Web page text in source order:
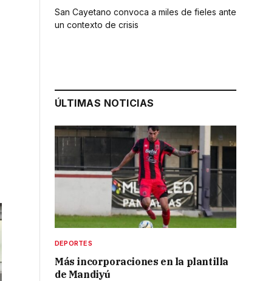
San Cayetano convoca a miles de fieles ante
un contexto de crisis
ÚLTIMAS NOTICIAS
DEPORTES
Más incorporaciones en la plantilla
de Mandiyú